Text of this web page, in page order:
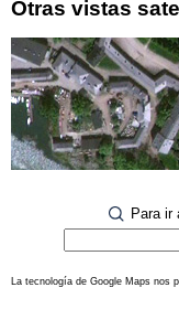
Otras vistas
Para ir
La tecnología de Google Maps nos